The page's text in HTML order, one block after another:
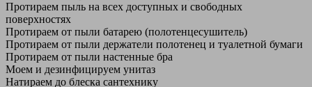
Протираем пыль на всех доступных и свободных
поверхностях
Протираем от пыли батарею (полотенцесушитель)
Протираем от пыли держатели полотенец и туалетной бумаги
Протираем от пыли настенные бра
Моем и дезинфицируем унитаз
Натираем до блеска сантехнику